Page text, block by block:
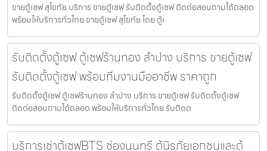
ขายตู้เซฟ สุโขทัย บริการ ขายตู้เซฟ รับติดตั้งตู้เซฟ ติดต่อสอบถามได้ตลอด
พร้อมให้บริการทั่วไทย ขายตู้เซฟ สุโขทัย โดย ตู้เ
รับติดตั้งตู้เซฟ ตู้เซฟร้านทอง ลำปาง บริการ ขายตู้เซฟ
รับติดตั้งตู้เซฟ พร้อมทีมงานมืออาชีพ ราคาถูก
รับติดตั้งตู้เซฟ ตู้เซฟร้านทอง ลำปาง บริการ ขายตู้เซฟ รับติดตั้งตู้เซฟ
ติดต่อสอบถามได้ตลอด พร้อมให้บริการทั่วไทย รับติดต
บริการเช่าตู้เซฟBTS ช่องนนทรี ตู้นิรภัยเอกชนและตู้